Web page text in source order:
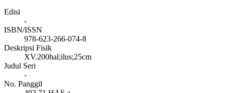
Edisi
-
ISBN/ISSN
978-623-266-074-8
Deskripsi Fisik
XV.200hal;ilus;25cm
Judul Seri
-
No. Panggil